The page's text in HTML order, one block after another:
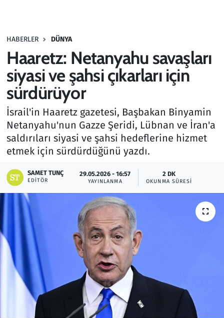
HABERLER DÜNYA
Haaretz: Netanyahu savaşları
siyasi ve şahsi çıkarları için
sürdürüyor
İsrail'in Haaretz gazetesi, Başbakan Binyamin
Netanyahu'nun Gazze Şeridi, Lübnan ve İran'a
saldırıları siyasi ve şahsi hedeflerine hizmet
etmek için sürdürdüğünü yazdı.
SAMET TUNÇ
EDITÖR
29.05.2026 - 16:57
YAYINLANMA
2 DK
OKUNMA SÜRESI
Haber
Kültür Sanat
Kurumsal Haberler
Lezzet Durağı
Memur ve Kamu
Otomobil
Oyun
Ramazan
Resmi İlanlar
Rüya Tabirleri
Sağlık